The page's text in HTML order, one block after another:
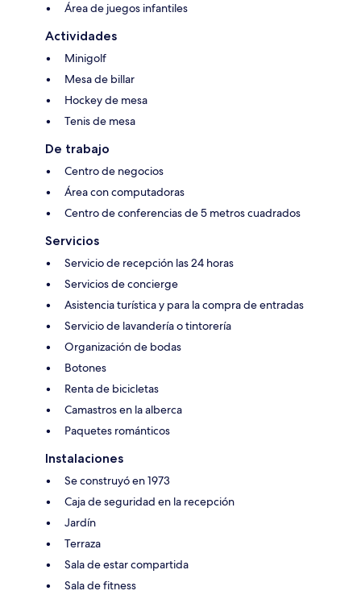
Área de juegos infantiles
Actividades
Minigolf
Mesa de billar
Hockey de mesa
Tenis de mesa
De trabajo
Centro de negocios
Área con computadoras
Centro de conferencias de 5 metros cuadrados
Servicios
Servicio de recepción las 24 horas
Servicios de concierge
Asistencia turística y para la compra de entradas
Servicio de lavandería o tintorería
Organización de bodas
Botones
Renta de bicicletas
Camastros en la alberca
Paquetes románticos
Instalaciones
Se construyó en 1973
Caja de seguridad en la recepción
Jardín
Terraza
Sala de estar compartida
Sala de fitness